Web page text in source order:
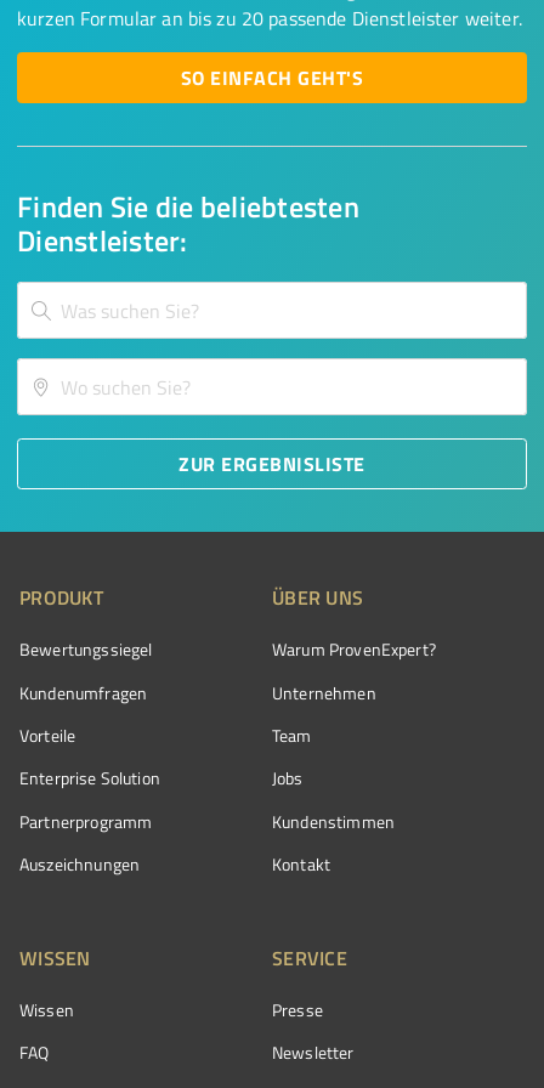
Finden Sie die beliebtesten
Dienstleister:
ZUR ERGEBNISLISTE
kurzen Formular an bis zu 20 passende Dienstleister weiter.
SO EINFACH GEHT'S
PRODUKT
Bewertungssiegel
Kundenumfragen
Vorteile
Enterprise Solution
Partnerprogramm
Auszeichnungen
ÜBER UNS
Warum ProvenExpert?
Unternehmen
Team
Jobs
Kundenstimmen
Kontakt
WISSEN
Wissen
FAQ
SERVICE
Presse
Newsletter